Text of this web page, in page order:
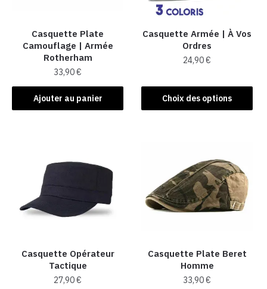
Casquette Plate
Camouflage | Armée
Rotherham
33,90€
Ajouter au panier
Casquette Armée | À Vos
Ordres
24,90€
Choix des options
produit
a
options
peuvent
être
choisies
page
du
produit
Casquette Opérateur
Tactique
27,90€
Casquette Plate Beret
Homme​
33,90€